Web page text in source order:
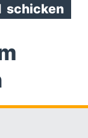
schicken